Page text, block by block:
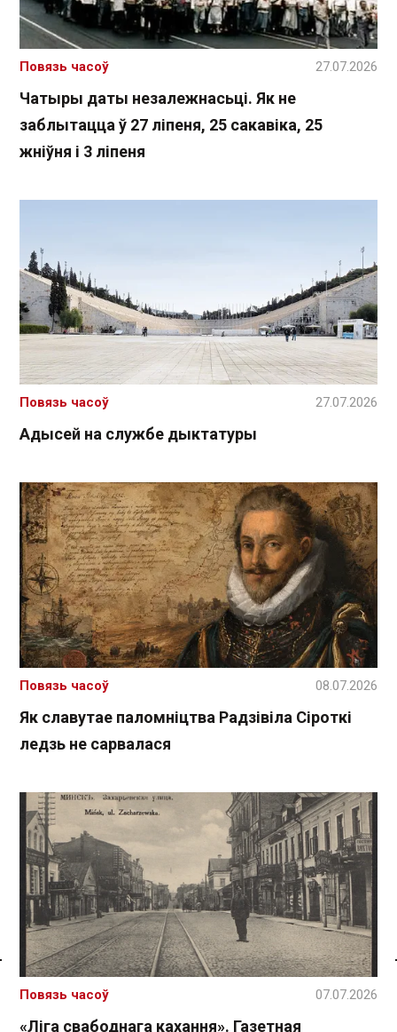
Спасылка без VPN
Чатыры даты незалежнасьці. Як не
заблытацца ў 27 ліпеня, 25 сакавіка, 25
жніўня і 3 ліпеня
Повязь часоў 27.07.2026
Адысей на службе дыктатуры
Повязь часоў 27.07.2026
Як славутае паломніцтва Радзівіла Сіроткі
ледзь не сарвалася
Повязь часоў 08.07.2026
«Ліга свабоднага кахання». Газетная
Повязь часоў 07.07.2026